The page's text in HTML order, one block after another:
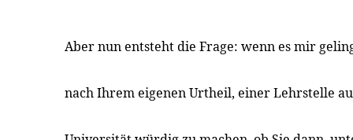
Aber nun entsteht die Frage: wenn es mir
nach Ihrem eigenen Urtheil, einer Lehrstelle